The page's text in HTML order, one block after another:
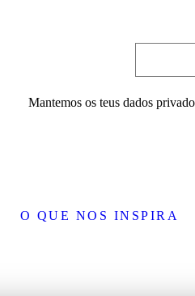
Mantemos os teus dados
O QUE NOS INSPIRA